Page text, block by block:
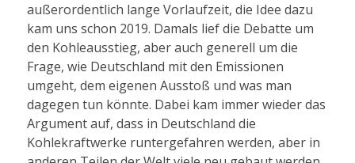
außerordentlich lange Vorlaufzeit, die Idee dazu
kam uns schon 2019. Damals lief die Debatte um
den Kohleausstieg, aber auch generell um die
Frage, wie Deutschland mit den Emissionen
umgeht, dem eigenen Ausstoß und was man
dagegen tun könnte. Dabei kam immer wieder das
Argument auf, dass in Deutschland die
Kohlekraftwerke runtergefahren werden, aber in